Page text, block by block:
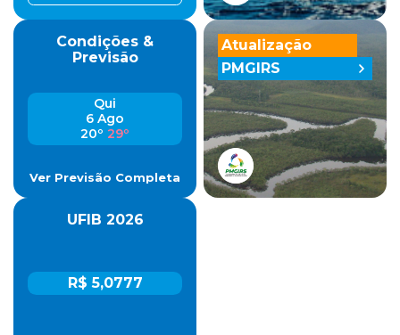
Condições &
Previsão
Qui
6 Ago
20º 29º
Ver Previsão Completa
UFIB 2026
R$ 5,0777
Atualização
PMGIRS